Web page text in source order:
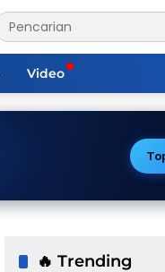
Video
🔥 Trending